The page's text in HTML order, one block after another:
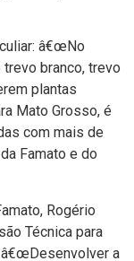
â€œNo
branco, trevo
plantas
Mato Grosso, é
com mais de
Famato e do
Rogério
Técnica para
a